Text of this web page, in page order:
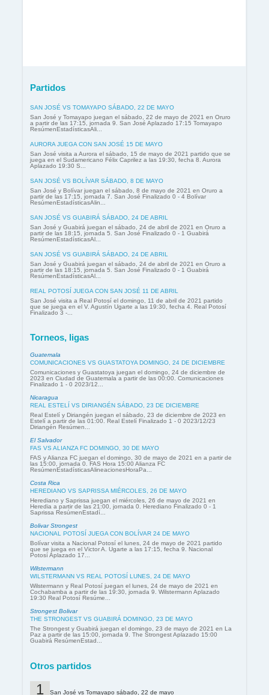
Partidos
SAN JOSÉ VS TOMAYAPO SÁBADO, 22 DE MAYO
San José y Tomayapo juegan el sábado, 22 de mayo de 2021 en Oruro
a partir de las 17:15, jornada 9. San José Aplazado 17:15 Tomayapo
ResúmenEstadísticasAli...
AURORA JUEGA CON SAN JOSÉ 15 DE MAYO
San José visita a Aurora el sábado, 15 de mayo de 2021 partido que se
juega en el Sudamericano Félix Caprilez a las 19:30, fecha 8. Aurora
Aplazado 19:30 S...
SAN JOSÉ VS BOLÍVAR SÁBADO, 8 DE MAYO
San José y Bolívar juegan el sábado, 8 de mayo de 2021 en Oruro a
partir de las 17:15, jornada 7. San José Finalizado 0 - 4 Bolívar
ResúmenEstadísticasAlin...
SAN JOSÉ VS GUABIRÁ SÁBADO, 24 DE ABRIL
San José y Guabirá juegan el sábado, 24 de abril de 2021 en Oruro a
partir de las 18:15, jornada 5. San José Finalizado 0 - 1 Guabirá
ResúmenEstadísticasAl...
SAN JOSÉ VS GUABIRÁ SÁBADO, 24 DE ABRIL
San José y Guabirá juegan el sábado, 24 de abril de 2021 en Oruro a
partir de las 18:15, jornada 5. San José Finalizado 0 - 1 Guabirá
ResúmenEstadísticasAl...
REAL POTOSÍ JUEGA CON SAN JOSÉ 11 DE ABRIL
San José visita a Real Potosí el domingo, 11 de abril de 2021 partido
que se juega en el V. Agustín Ugarte a las 19:30, fecha 4. Real Potosí
Finalizado 3 -...
Torneos, ligas
Guatemala
COMUNICACIONES VS GUASTATOYA DOMINGO, 24 DE DICIEMBRE
Comunicaciones y Guastatoya juegan el domingo, 24 de diciembre de
2023 en Ciudad de Guatemala a partir de las 00:00. Comunicaciones
Finalizado 1 - 0 2023/12...
Nicaragua
REAL ESTELÍ VS DIRIANGÉN SÁBADO, 23 DE DICIEMBRE
Real Estelí y Diriangén juegan el sábado, 23 de diciembre de 2023 en
Estelí a partir de las 01:00. Real Estelí Finalizado 1 - 0 2023/12/23
Diriangén Resúmen...
El Salvador
FAS VS ALIANZA FC DOMINGO, 30 DE MAYO
FAS y Alianza FC juegan el domingo, 30 de mayo de 2021 en a partir de
las 15:00, jornada 0. FAS Hora 15:00 Alianza FC
ResúmenEstadísticasAlineacionesHoraPa...
Costa Rica
HEREDIANO VS SAPRISSA MIÉRCOLES, 26 DE MAYO
Herediano y Saprissa juegan el miércoles, 26 de mayo de 2021 en
Heredia a partir de las 21:00, jornada 0. Herediano Finalizado 0 - 1
Saprissa ResúmenEstadí...
Bolivar Strongest
NACIONAL POTOSÍ JUEGA CON BOLÍVAR 24 DE MAYO
Bolívar visita a Nacional Potosí el lunes, 24 de mayo de 2021 partido
que se juega en el Victor A. Ugarte a las 17:15, fecha 9. Nacional
Potosí Aplazado 17...
Wilstermann
WILSTERMANN VS REAL POTOSÍ LUNES, 24 DE MAYO
Wilstermann y Real Potosí juegan el lunes, 24 de mayo de 2021 en
Cochabamba a partir de las 19:30, jornada 9. Wilstermann Aplazado
19:30 Real Potosí Resúme...
Strongest Bolivar
THE STRONGEST VS GUABIRÁ DOMINGO, 23 DE MAYO
The Strongest y Guabirá juegan el domingo, 23 de mayo de 2021 en La
Paz a partir de las 15:00, jornada 9. The Strongest Aplazado 15:00
Guabirá ResúmenEstad...
Otros partidos
San José vs Tomayapo sábado, 22 de mayo